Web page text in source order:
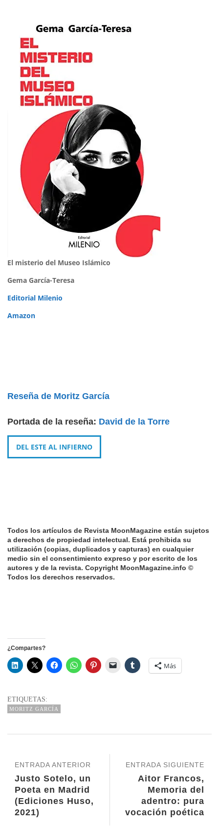
El misterio del Museo Islámico
Gema García-Teresa
Editorial Milenio
Amazon
Reseña de Moritz García
Portada de la reseña: David de la Torre
DEL ESTE AL INFIERNO
Todos los artículos de Revista MoonMagazine están sujetos
a derechos de propiedad intelectual. Está prohibida su
utilización (copias, duplicados y capturas) en cualquier
medio sin el consentimiento expreso y por escrito de los
autores y de la revista. Copyright MoonMagazine.info ©
Todos los derechos reservados.
¿Compartes?
Más
ETIQUETAS:
MORITZ GARCÍA
ENTRADA SIGUIENTE
Aitor Francos,
Memoria del
adentro: pura
vocación poética
ENTRADA ANTERIOR
Justo Sotelo, un
Poeta en Madrid
(Ediciones Huso,
2021)